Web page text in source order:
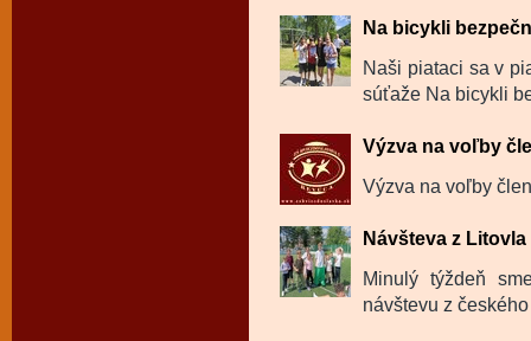
Na bicykli
Naši piataci sa v
súťaže Na bicykli
Výzva na voľby
Výzva na voľby
Návšteva z Litovla
Minulý týždeň
návštevu z